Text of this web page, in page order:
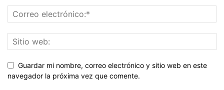
Guardar mi nombre, correo electrónico y sitio web en este
navegador la próxima vez que comente.